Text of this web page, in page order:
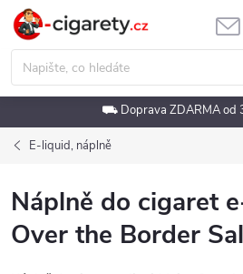
Přejít
obsah
⛟ Doprava ZDARMA od
E-liquid, náplně
Náplně do cigaret
Over the Border